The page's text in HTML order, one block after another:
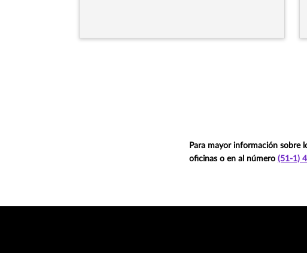
Para mayor información sobre
oficinas o en al número (51-1)